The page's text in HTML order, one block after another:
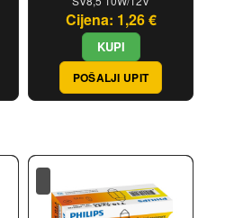
Cijena: 1,26 €
POŠALJI UPIT